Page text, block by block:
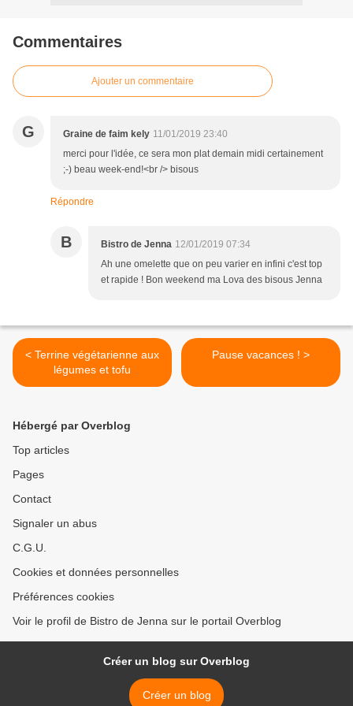
Commentaires
Ajouter un commentaire
G Graine de faim kely 11/01/2019 23:40
merci pour l'idée, ce sera mon plat demain midi certainement
;-) beau week-end!<br /> bisous
Répondre
B Bistro de Jenna 12/01/2019 07:34
Ah une omelette que on peu varier en infini c'est top
et rapide ! Bon weekend ma Lova des bisous Jenna
< Terrine végétarienne aux
légumes et tofu
Pause vacances ! >
Hébergé par Overblog
Top articles
Pages
Contact
Signaler un abus
C.G.U.
Cookies et données personnelles
Préférences cookies
Voir le profil de Bistro de Jenna sur le portail Overblog
Créer un blog sur Overblog
Créer un blog